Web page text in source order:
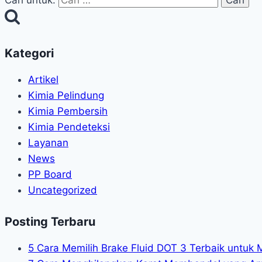
Kategori
Artikel
Kimia Pelindung
Kimia Pembersih
Kimia Pendeteksi
Layanan
News
PP Board
Uncategorized
Posting Terbaru
5 Cara Memilih Brake Fluid DOT 3 Terbaik untuk